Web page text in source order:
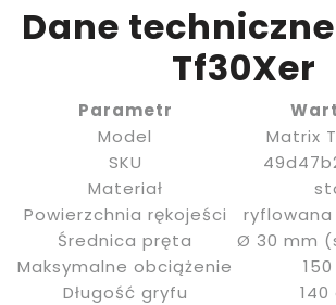
Dane
Tf30Xer
Parametr
Model
Matrix
SKU
Materiał
Powierzchnia rękojeści
ryflowana
Średnica pręta
Ø 30 mm
Maksymalne obciążenie
Długość gryfu
140